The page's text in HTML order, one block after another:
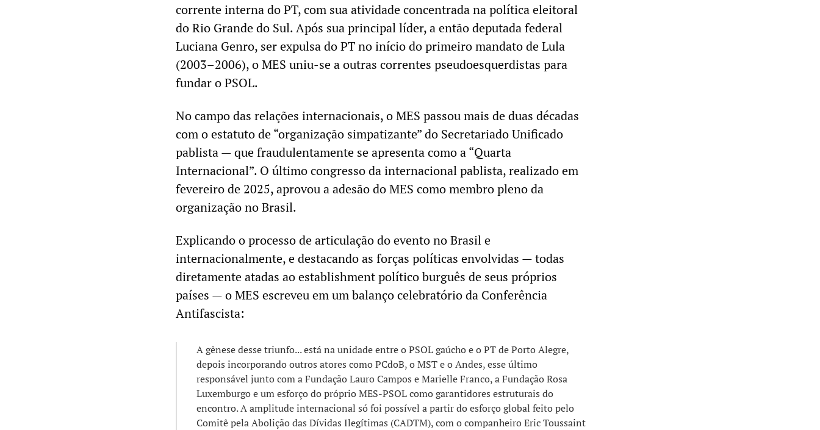
corrente interna do PT, com sua atividade concentrada na política eleitoral
do Rio Grande do Sul. Após sua principal líder, a então deputada federal
Luciana Genro, ser expulsa do PT no início do primeiro mandato de Lula
(2003–2006), o MES uniu-se a outras correntes pseudoesquerdistas para
fundar o PSOL.
No campo das relações internacionais, o MES passou mais de duas décadas
com o estatuto de “organização simpatizante” do Secretariado Unificado
pablista — que fraudulentamente se apresenta como a “Quarta
Internacional”. O último congresso da internacional pablista, realizado em
fevereiro de 2025, aprovou a adesão do MES como membro pleno da
organização no Brasil.
Explicando o processo de articulação do evento no Brasil e
internacionalmente, e destacando as forças políticas envolvidas — todas
diretamente atadas ao establishment político burguês de seus próprios
países — o MES escreveu em um balanço celebratório da Conferência
Antifascista:
A gênese desse triunfo... está na unidade entre o PSOL gaúcho e o PT de Porto Alegre,
depois incorporando outros atores como PCdoB, o MST e o Andes, esse último
responsável junto com a Fundação Lauro Campos e Marielle Franco, a Fundação Rosa
Luxemburgo e um esforço do próprio MES-PSOL como garantidores estruturais do
encontro. A amplitude internacional só foi possível a partir do esforço global feito pelo
Comitê pela Abolição das Dívidas Ilegítimas (CADTM), com o companheiro Eric Toussaint